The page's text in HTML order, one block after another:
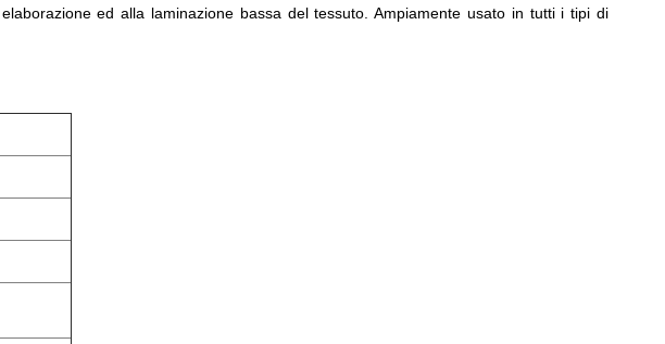
ed alla laminazione bassa del tessuto. Ampiamente usato in tutti i tipi di